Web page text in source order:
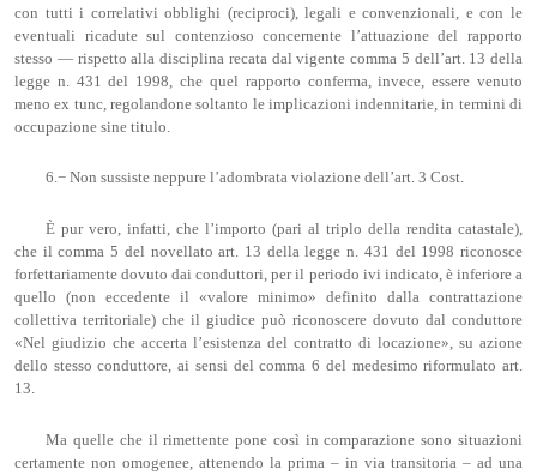
con tutti i correlativi obblighi (reciproci), legali e convenzionali, e con le
eventuali ricadute sul contenzioso concernente l’attuazione del rapporto
stesso — rispetto alla disciplina recata dal vigente comma 5 dell’art. 13 della
legge n. 431 del 1998, che quel rapporto conferma, invece, essere venuto
meno ex tunc, regolandone soltanto le implicazioni indennitarie, in termini di
occupazione sine titulo.
6.− Non sussiste neppure l’adombrata violazione dell’art. 3 Cost.
È pur vero, infatti, che l’importo (pari al triplo della rendita catastale),
che il comma 5 del novellato art. 13 della legge n. 431 del 1998 riconosce
forfettariamente dovuto dai conduttori, per il periodo ivi indicato, è inferiore a
quello (non eccedente il «valore minimo» definito dalla contrattazione
collettiva territoriale) che il giudice può riconoscere dovuto dal conduttore
«Nel giudizio che accerta l’esistenza del contratto di locazione», su azione
dello stesso conduttore, ai sensi del comma 6 del medesimo riformulato art.
13.
Ma quelle che il rimettente pone così in comparazione sono situazioni
certamente non omogenee, attenendo la prima – in via transitoria – ad una